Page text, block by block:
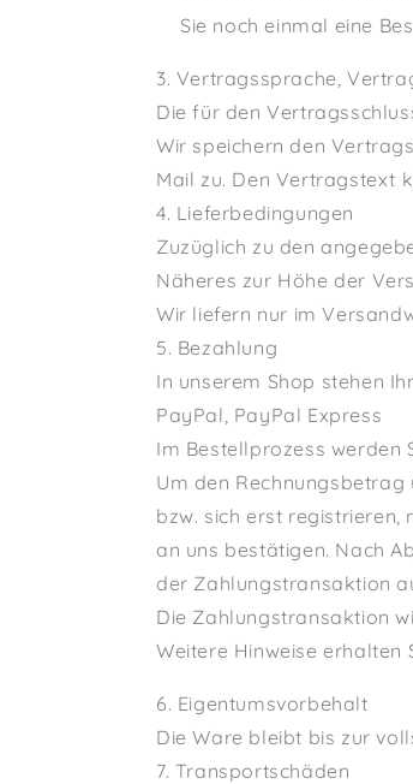
Sie noch einmal eine
3. Vertragssprache,
Die für den
Wir speichern den
Mail zu. Den Vertragstext
4. Lieferbedingungen
Zuzüglich zu den
Näheres zur Höhe der
Wir liefern nur im
5. Bezahlung
In unserem Shop stehen
PayPal, PayPal Express
Im Bestellprozess werden
Um den
bzw. sich erst
an uns bestätigen. Nach
der Zahlungstransaktion
Die Zahlungstransaktion
Weitere Hinweise erhalten
6. Eigentumsvorbehalt
Die Ware bleibt bis zur
7. Transportschäden